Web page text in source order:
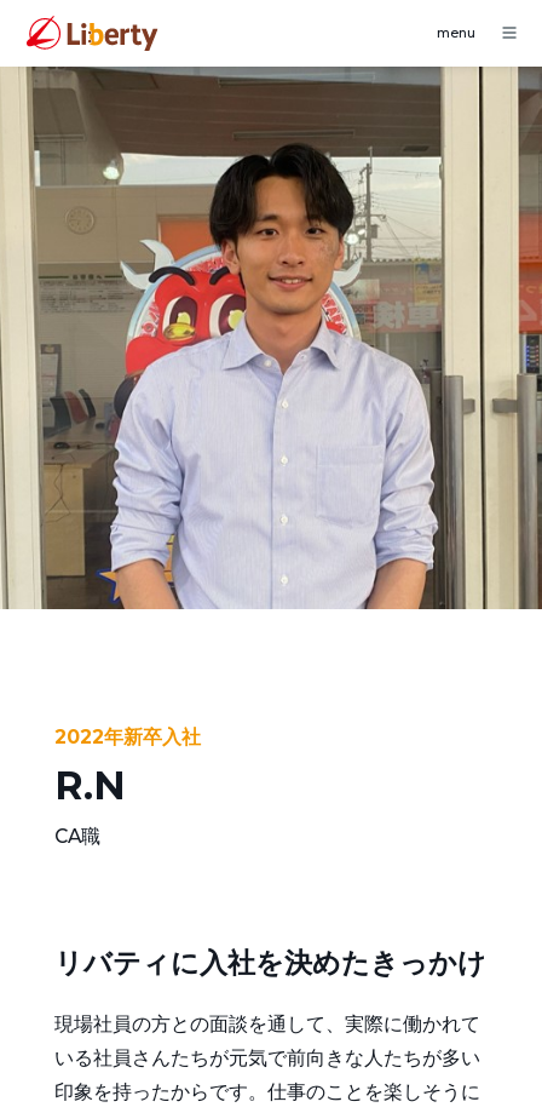
新卒採用
新卒特設ページ
整備士・鈑金経験者の方へ
2022年新卒入社
R.N
CA職
リバティに入社を決めたきっかけ
現場社員の方との面談を通して、実際に働かれて
いる社員さんたちが元気で前向きな人たちが多い
印象を持ったからです。仕事のことを楽しそうに